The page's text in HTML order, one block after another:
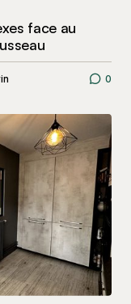
face au
0